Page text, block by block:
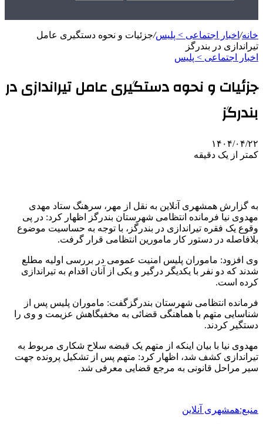
خانه/ اخبار اجتماعی > پليس/جزئیات و نحوه دستگیری عامل
تیراندازی در بندرگز
اخبار اجتماعی > پليس
جزئیات و نحوه دستگیری عامل تیراندازی در
بندرگز
۱۴۰۴/۰۴/۲۲
کمتر از یک دقیقه
به گزارش همشهری آنلاین به نقل از مهر، سرهنگ ستاد مهدی
مهدوی نیا فرمانده انتظامی شهرستان بندرگز اظهار کرد: در پی
وقوع یک فقره تیراندازی در بندرگز، با توجه به حساسیت موضوع
بلافاصله در دستور کار مامورین انتظامی قرار گرفت.
وی افزود: ماموران پلیس امنیت عمومی در بررسی اولیه مطلع
شدند که دو نفر با یکدیگر درگیر و یکی از آنان اقدام به تیراندازی
کرده است.
فرمانده انتظامی شهرستان بندرگزگفت: ماموران پلیس پس از
شناسایی متهم با هماهنگی قضائی به مخفیگاهش عزیمت و وی را
دستگیر کردند.
مهدوی نیا با بیان اینکه از متهم یک قبضه سلاح شکاری مربوط به
تیراندازی کشف شد، اظهار کرد: متهم پس از تشکیل پرونده جهت
سیر مراحل قانونی به مرجع قضایی معرفی شد.
منبع:همشهری آنلاین